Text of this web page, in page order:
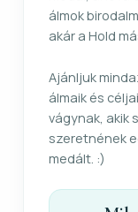
álmok
akár a Hold
Ajánljuk
álmaik és
vágynak, akik
szeretnének
medált. :)